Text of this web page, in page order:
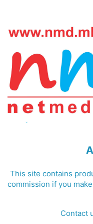
This site contains
commission if you
Contact